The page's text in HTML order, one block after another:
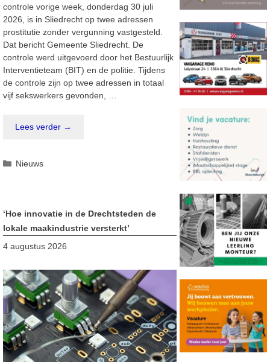
controle vorige week, donderdag 30 juli
2026, is in Sliedrecht op twee adressen
prostitutie zonder vergunning vastgesteld.
Dat bericht Gemeente Sliedrecht. De
controle werd uitgevoerd door het Bestuurlijk
Interventieteam (BIT) en de politie. Tijdens
de controle zijn op twee adressen in totaal
vijf sekswerkers gevonden, …
Lees verder →
Categorieën
Nieuws
‘Hoe innovatie in de Drechtsteden de
lokale maakindustrie versterkt’
4 augustus 2026